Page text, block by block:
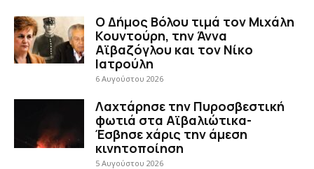
Ο Δήμος Βόλου τιμά τον Μιχάλη
Κουντούρη, την Άννα
Αϊβαζόγλου και τον Νίκο
Ιατρούλη
6 Αυγούστου 2026
Λαχτάρησε την Πυροσβεστική
φωτιά στα Αϊβαλιώτικα-
Έσβησε χάρις την άμεση
κινητοποίηση
5 Αυγούστου 2026